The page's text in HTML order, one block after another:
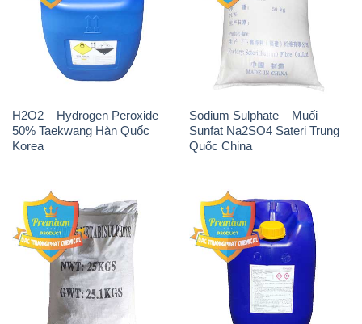
H2O2 – Hydrogen Peroxide
50% Taekwang Hàn Quốc
Korea
Sodium Sulphate – Muối
Sunfat Na2SO4 Sateri Trung
Quốc China